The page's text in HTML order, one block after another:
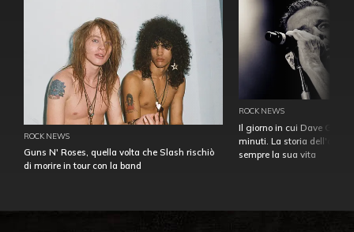
ROCK NEWS
Guns N' Roses, quella volta che Slash rischiò
di morire in tour con la band
ROCK NEWS
Il giorno in cui Dave
minuti. La storia
sempre la sua vita